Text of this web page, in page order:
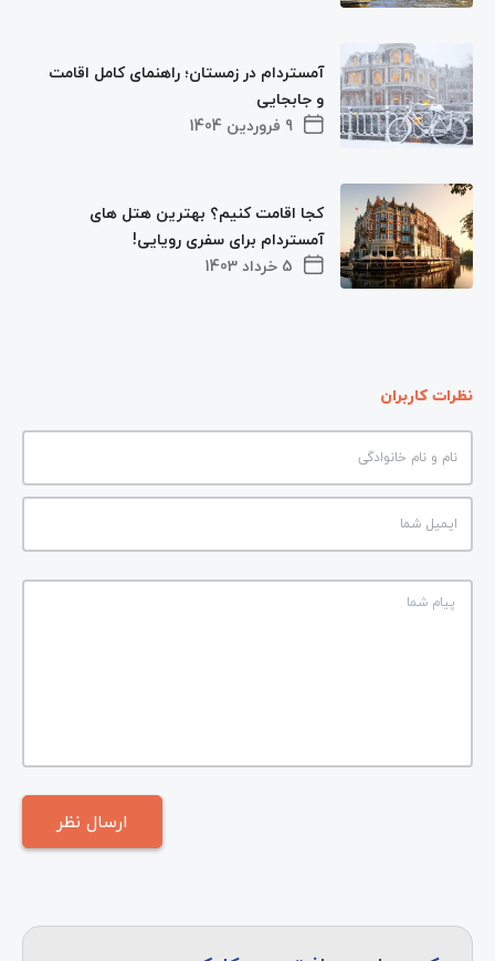
9 فروردین 1404
آمستردام در زمستان؛ راهنمای کامل اقامت
و جابجایی
5 خرداد 1403
کجا اقامت کنیم؟ بهترین هتل های
آمستردام برای سفری رویایی!
نظرات کاربران